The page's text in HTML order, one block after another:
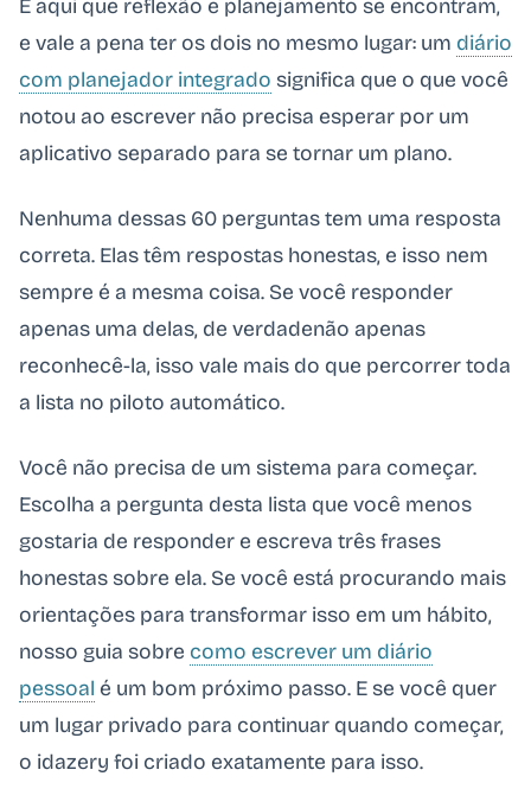
É aqui que reflexão e planejamento se encontram,
e vale a pena ter os dois no mesmo lugar: um diário
com planejador integrado significa que o que você
notou ao escrever não precisa esperar por um
aplicativo separado para se tornar um plano.
Nenhuma dessas 60 perguntas tem uma resposta
correta. Elas têm respostas honestas, e isso nem
sempre é a mesma coisa. Se você responder
apenas uma delas, de verdadenão apenas
reconhecê-la, isso vale mais do que percorrer toda
a lista no piloto automático.
Você não precisa de um sistema para começar.
Escolha a pergunta desta lista que você menos
gostaria de responder e escreva três frases
honestas sobre ela. Se você está procurando mais
orientações para transformar isso em um hábito,
nosso guia sobre como escrever um diário
pessoal é um bom próximo passo. E se você quer
um lugar privado para continuar quando começar,
o idazery foi criado exatamente para isso.